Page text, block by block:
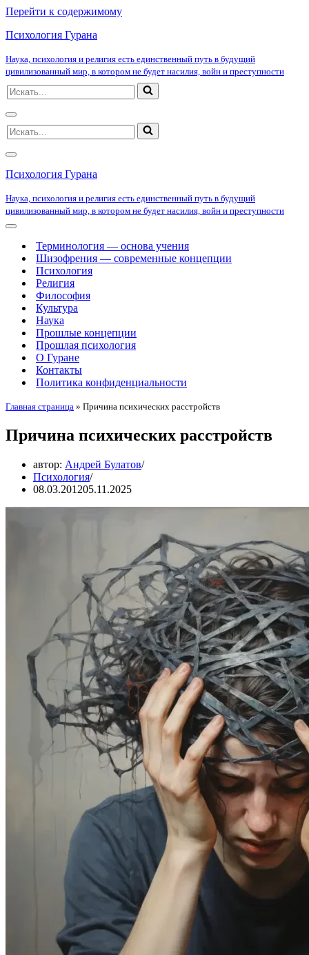
Перейти к содержимому
Психология Гурана
Наука, психология и религия есть единственный путь в будущий
цивилизованный мир, в котором не будет насилия, войн и преступности
Искать...
Меню
навигации
Искать...
Меню
навигации
Психология Гурана
Наука, психология и религия есть единственный путь в будущий
цивилизованный мир, в котором не будет насилия, войн и преступности
Меню
навигацииТерминология — основа учения
Шизофрения — современные концепции
Психология
Религия
Философия
Культура
Наука
Прошлые концепции
Прошлая психология
О Гуране
Контакты
Политика конфиденциальности
Главная страница » Причина психических расстройств
Причина психических расстройств
автор: Андрей Булатов
Психология
08.03.201205.11.2025